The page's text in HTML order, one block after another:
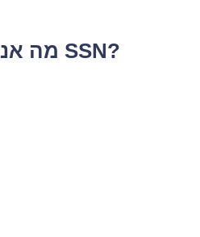
מה אני צריך להגיש למשרד לביטוח לאומי על מנת לקבל את SSN?